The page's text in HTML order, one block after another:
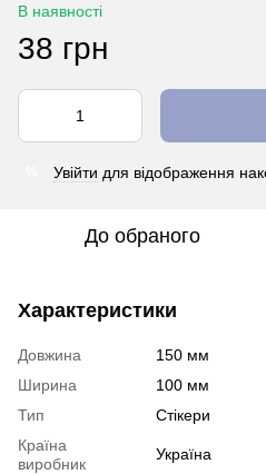
В наявності
38 грн
Увійти для відображення
До обраного
Характеристики
Довжина
150 мм
Ширина
100 мм
Тип
Стікери
Країна
виробник
Україна